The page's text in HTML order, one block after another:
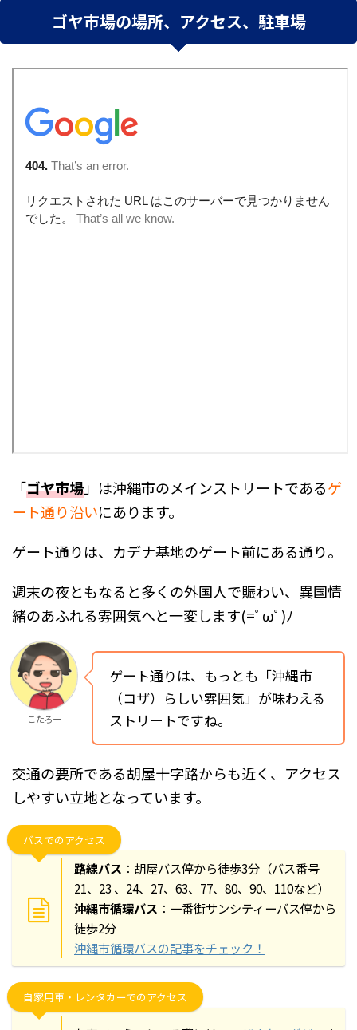
ゴヤ市場の場所、アクセス、駐車場
「ゴヤ市場」は沖縄市のメインストリートであるゲ
ート通り沿いにあります。
ゲート通りは、カデナ基地のゲート前にある通り。
週末の夜ともなると多くの外国人で賑わい、異国情
緒のあふれる雰囲気へと一変します(=ﾟωﾟ)ﾉ
こたろー
ゲート通りは、もっとも「沖縄市
（コザ）らしい雰囲気」が味わえる
ストリートですね。
交通の要所である胡屋十字路からも近く、アクセス
しやすい立地となっています。
バスでのアクセス
路線バス ：胡屋バス停から徒歩3分（バス番号
21、23 、24、27、63、77、80、90、110など）
沖縄市循環バス ：一番街サンシティーバス停から
徒歩2分
沖縄市循環バスの記事をチェック！
自家用車・レンタカーでのアクセス